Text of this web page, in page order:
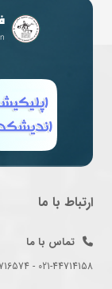
ارتباط با ما
تماس با ما
021-44714158 - 021-44716574 - 021-44714489